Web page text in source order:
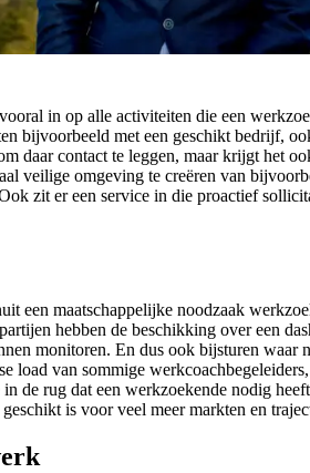
in op alle activiteiten die een
bijvoorbeeld met een geschikt bedrijf,
daar contact te leggen, maar krijgt het
veilige omgeving te creëren van
zit er een service in die proactief
een maatschappelijke noodzaak
hebben de beschikking over een
monitoren. En dus ook bijsturen waar
load van sommige
de rug dat een werkzoekende nodig
is voor veel meer markten en